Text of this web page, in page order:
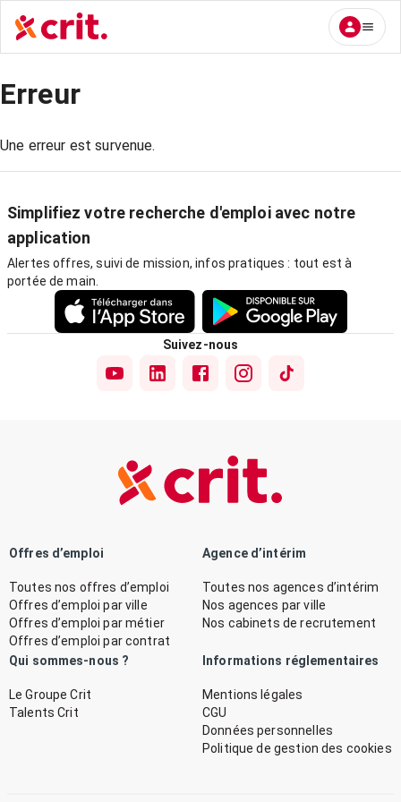
Erreur
Une erreur est survenue.
Simplifiez votre recherche d'emploi avec notre
application
Alertes offres, suivi de mission, infos pratiques : tout est à
portée de main.
Suivez-nous
Offres d’emploi
Toutes nos offres d’emploi
Offres d’emploi par ville
Offres d’emploi par métier
Offres d’emploi par contrat
Agence d’intérim
Toutes nos agences d’intérim
Nos agences par ville
Nos cabinets de recrutement
Qui sommes-nous ?
Le Groupe Crit
Talents Crit
Informations réglementaires
Mentions légales
CGU
Données personnelles
Politique de gestion des cookies